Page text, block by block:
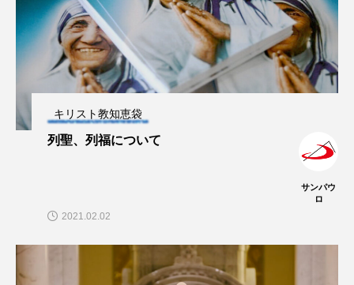
キリスト教知恵袋
列聖、列福について
サンパウ
ロ
2021.02.02